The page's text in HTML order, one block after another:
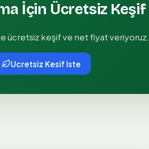
İçin Ücretsiz Keşif
ücretsiz keşif ve net fiyat veriyoruz.
Ucretsiz Kesif Iste